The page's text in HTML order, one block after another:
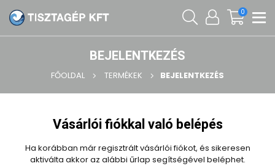
0
BEJELENTKEZÉS
FŐOLDAL TERMÉKEK BEJELENTKEZÉS
Vásárlói fiókkal való belépés
Ha korábban már regisztrált vásárlói fiókot, és sikeresen
aktiválta akkor az alábbi űrlap segítségével beléphet.